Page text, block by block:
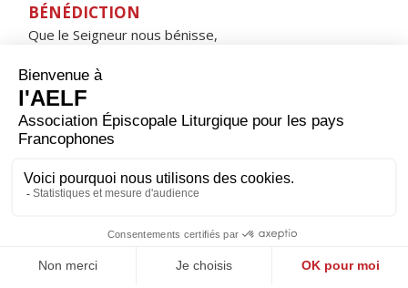
BÉNÉDICTION
Que le Seigneur nous bénisse,
et nous garde dans la paix. Amen.
HYMNE : Ô VIERGE MARIE, QUELLE JOIE !
ALLÉLUIA !
Ô Vierge Marie, quelle joie ! Alléluia !
Ressuscité, s'en est allé, alléluia !